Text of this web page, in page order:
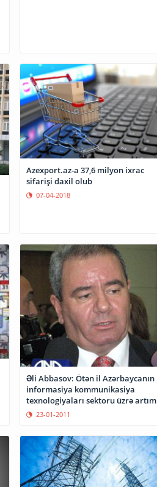
Azexport.az-a 37,6 milyon ixrac
sifarişi daxil olub
07-04-2018
Əli Abbasov: Ötən il Azərbaycanın
informasiya kommunikasiya
texnologiyaları sektoru üzrə artım
tempi 35,5 faiz olub
23-01-2011